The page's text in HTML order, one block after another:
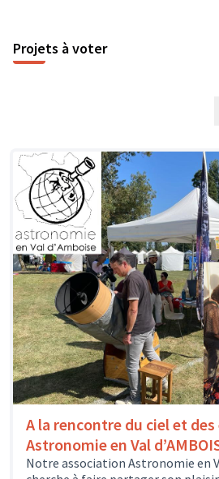
Projets à voter
A la rencontre du ciel et
Astronomie en Val
Notre association Astronomie en